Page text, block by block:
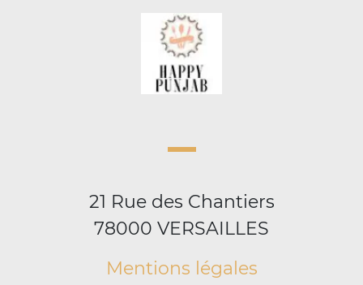
21 Rue des Chantiers
78000 VERSAILLES
Mentions légales